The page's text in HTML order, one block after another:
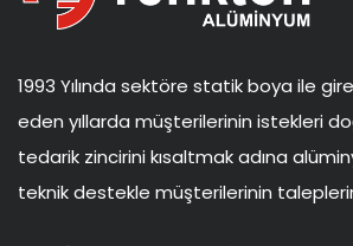
1993 Yılında sektöre statik boya ile
eden yıllarda müşterilerinin istekleri
tedarik zincirini kısaltmak adına
teknik destekle müşterilerinin